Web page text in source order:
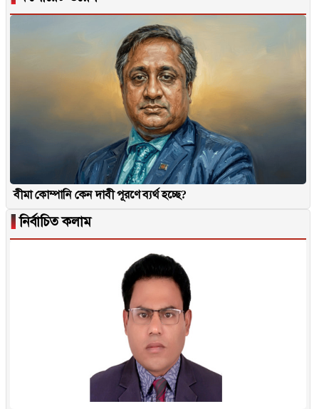
বীমা কোম্পানি কেন দাবী পূরণে ব্যর্থ হচ্ছে?
▐নির্বাচিত কলাম